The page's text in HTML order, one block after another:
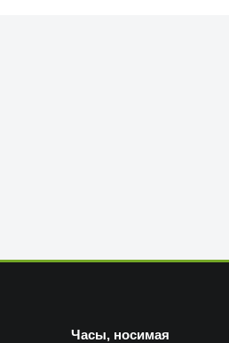
Часы, носимая